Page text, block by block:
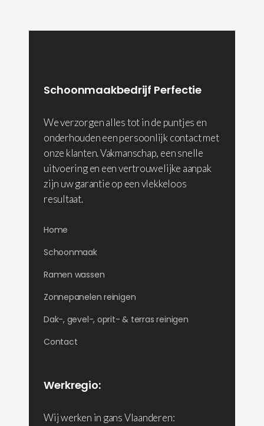
Schoonmaakbedrijf Perfectie
We verzorgen alles tot in de puntjes en
onderhouden een persoonlijk contact met
onze klanten. Vakmanschap, een snelle
uitvoering en een vertrouwelijke aanpak
zijn uw garantie op een vlekkeloos
resultaat.
Home
Schoonmaak
Ramen wassen
Zonnepanelen reinigen
Dak-, gevel-, oprit- & terras reinigen
Contact
Werkregio:
Wij werken in gans Vlaanderen: